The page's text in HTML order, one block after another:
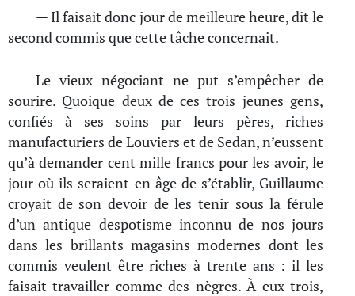
— Il faisait donc jour de meilleure heure, dit le
second commis que cette tâche concernait.
Le vieux négociant ne put s’empêcher de
sourire. Quoique deux de ces trois jeunes gens,
confiés à ses soins par leurs pères, riches
manufacturiers de Louviers et de Sedan, n’eussent
qu’à demander cent mille francs pour les avoir, le
jour où ils seraient en âge de s’établir, Guillaume
croyait de son devoir de les tenir sous la férule
d’un antique despotisme inconnu de nos jours
dans les brillants magasins modernes dont les
commis veulent être riches à trente ans : il les
faisait travailler comme des nègres. À eux trois,